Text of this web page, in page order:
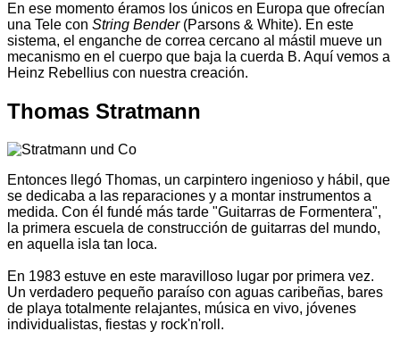
En ese momento éramos los únicos en Europa que ofrecían
una Tele con String Bender(Parsons & White). En este
sistema, el enganche de correa cercano al mástil mueve un
mecanismo en el cuerpo que baja la cuerda B. Aquí vemos a
Heinz Rebellius con nuestra creación.
Thomas Stratmann
Entonces llegó Thomas, un carpintero ingenioso y hábil, que
se dedicaba a las reparaciones y a montar instrumentos a
medida. Con él fundé más tarde "Guitarras de Formentera",
la primera escuela de construcción de guitarras del mundo,
en aquella isla tan loca.
En 1983 estuve en este maravilloso lugar por primera vez.
Un verdadero pequeño paraíso con aguas caribeñas, bares
de playa totalmente relajantes, música en vivo, jóvenes
individualistas, fiestas y rock'n'roll.